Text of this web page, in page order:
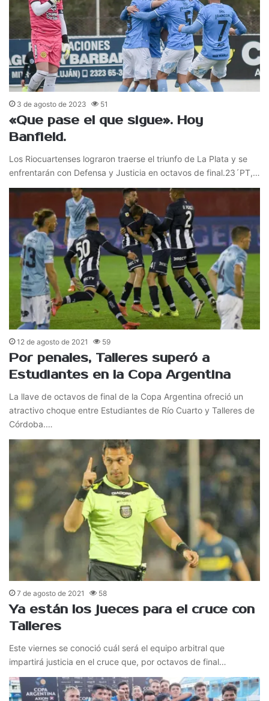
3 de agosto de 2023 51
«Que pase el que sigue». Hoy
Banfield.
Los Riocuartenses lograron traerse el triunfo de La Plata y se
enfrentarán con Defensa y Justicia en octavos de final.23´PT,…
12 de agosto de 2021 59
Por penales, Talleres superó a
Estudiantes en la Copa Argentina
La llave de octavos de final de la Copa Argentina ofreció un
atractivo choque entre Estudiantes de Río Cuarto y Talleres de
Córdoba.…
7 de agosto de 2021 58
Ya están los jueces para el cruce con
Talleres
Este viernes se conoció cuál será el equipo arbitral que
impartirá justicia en el cruce que, por octavos de final…